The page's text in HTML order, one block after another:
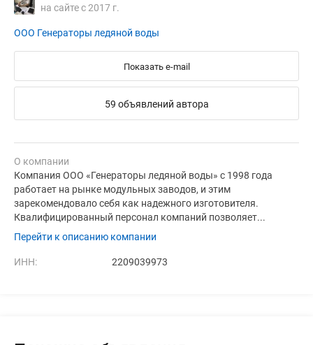
на сайте с 2017 г.
ООО Генераторы ледяной воды
Показать e-mail
59 объявлений автора
О компании
Компания ООО «Генераторы ледяной воды» с 1998 года
работает на рынке модульных заводов, и этим
зарекомендовало себя как надежного изготовителя.
Квалифицированный персонал компаний позволяет...
Перейти к описанию компании
ИНН: 2209039973